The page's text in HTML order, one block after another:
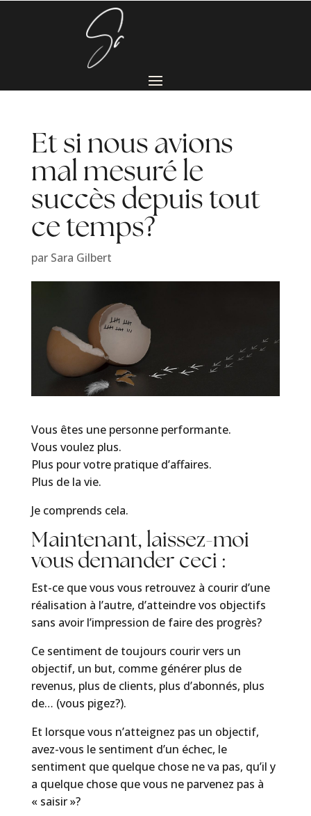
Et si nous avions
mal mesuré le
succès depuis tout
ce temps?
par Sara Gilbert
Vous êtes une personne performante.
Vous voulez plus.
Plus pour votre pratique d’affaires.
Plus de la vie.
Je comprends cela.
Maintenant, laissez-moi
vous demander ceci :
Est-ce que vous vous retrouvez à courir d’une
réalisation à l’autre, d’atteindre vos objectifs
sans avoir l’impression de faire des progrès?
Ce sentiment de toujours courir vers un
objectif, un but, comme générer plus de
revenus, plus de clients, plus d’abonnés, plus
de… (vous pigez?).
Et lorsque vous n’atteignez pas un objectif,
avez-vous le sentiment d’un échec, le
sentiment que quelque chose ne va pas, qu’il y
a quelque chose que vous ne parvenez pas à
« saisir »?